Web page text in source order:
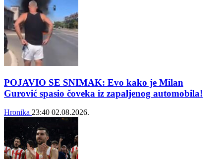
POJAVIO SE SNIMAK: Evo kako je Milan
Gurović spasio čoveka iz zapaljenog automobila!
Hronika 23:40 02.08.2026.